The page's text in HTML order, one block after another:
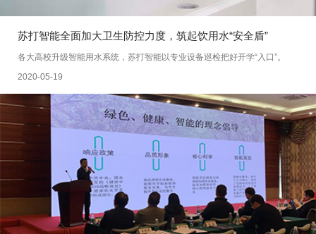
苏打智能全面加大卫生防控力度，筑起饮用水“安全盾”
各大高校升级智能用水系统，苏打智能以专业设备巡检把好开学“入口”。
2020-05-19